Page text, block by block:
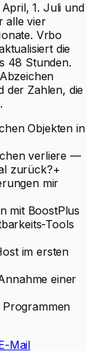
1. Juli und
alle vier
Vrbo
die
48 Stunden.
der Zahlen, die
Objekten in
verliere —
zurück?+
mir
mit BoostPlus
Tools
im ersten
einer
Mail